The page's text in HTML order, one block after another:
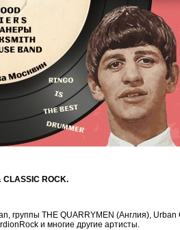
ROCK.
группы THE QUARRYMEN (Англия),
и многие другие артисты.